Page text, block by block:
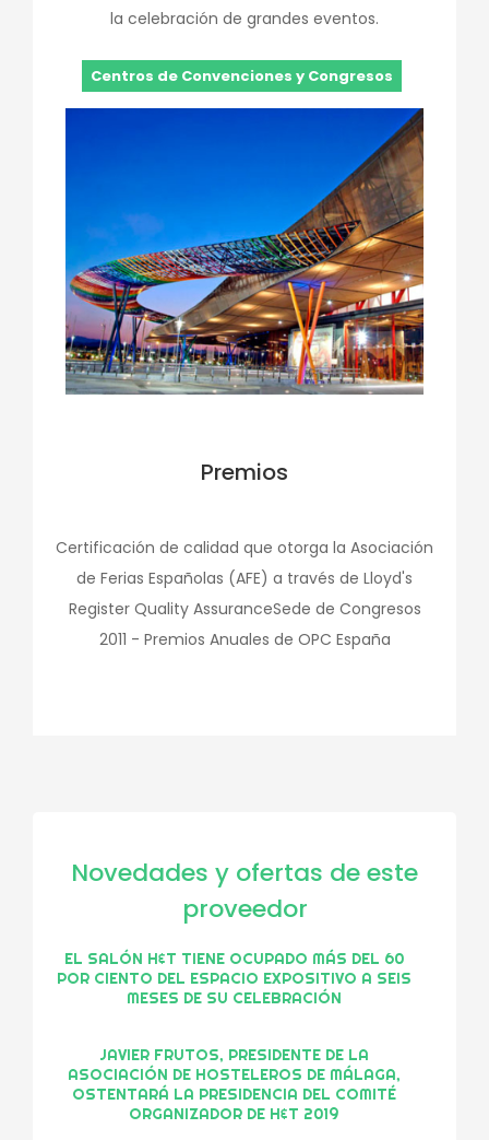
la celebración de grandes eventos.
Centros de Convenciones y Congresos
Premios
Certificación de calidad que otorga la Asociación
de Ferias Españolas (AFE) a través de Lloyd's
Register Quality AssuranceSede de Congresos
2011 - Premios Anuales de OPC España
Novedades y ofertas de este
proveedor
EL SALÓN H&T TIENE OCUPADO MÁS DEL 60
POR CIENTO DEL ESPACIO EXPOSITIVO A SEIS
MESES DE SU CELEBRACIÓN
JAVIER FRUTOS, PRESIDENTE DE LA
ASOCIACIÓN DE HOSTELEROS DE MÁLAGA,
OSTENTARÁ LA PRESIDENCIA DEL COMITÉ
ORGANIZADOR DE H&T 2019